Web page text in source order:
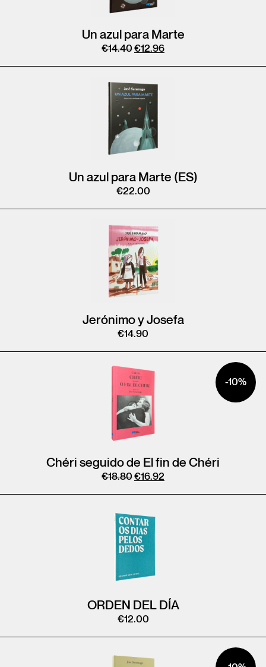
Un azul para Marte
€14.40€12.96
Un azul para Marte (ES)
€22.00
Jerónimo y Josefa
€14.90
Chéri seguido de El fin de Chéri
€18.80€16.92
-10%
ORDEN DEL DÍA
€12.00